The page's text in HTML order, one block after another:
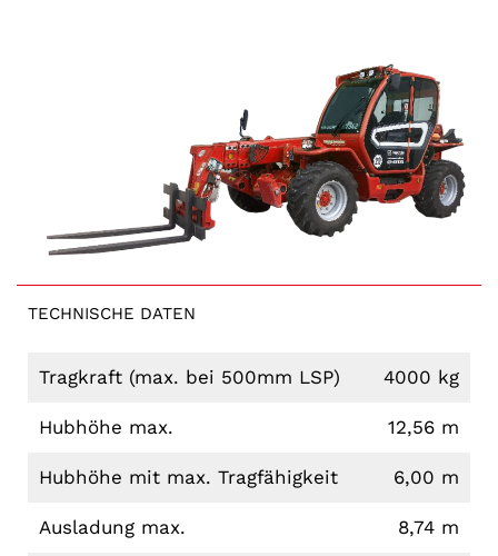
TECHNISCHE DATEN
Tragkraft (max. bei 500mm LSP) 4000 kg
Hubhöhe max. 12,56 m
Hubhöhe mit max. Tragfähigkeit 6,00 m
Ausladung max. 8,74 m